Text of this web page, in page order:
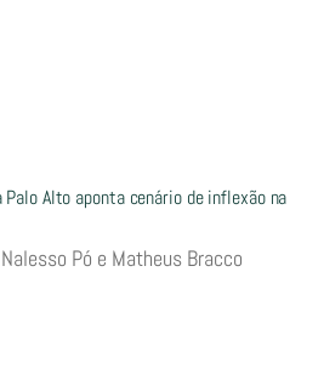
Palo Alto aponta cenário de inflexão na
Pó e Matheus Bracco